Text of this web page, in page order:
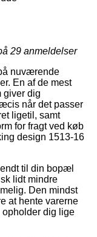
29 anmeldelser
nuværende
En af de mest
giver dig
når det passer
ligetil, samt
for fragt ved køb
design 1513-16
til din bopæl
lidt mindre
Den mindst
at hente varerne
dig lige